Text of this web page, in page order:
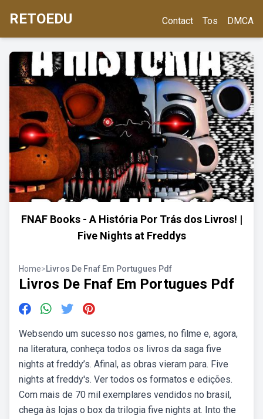
RETOEDU Contact Tos DMCA
FNAF Books - A História Por Trás dos Livros! |
Five Nights at Freddys
Home>Livros De Fnaf Em Portugues Pdf
Livros De Fnaf Em Portugues Pdf
Websendo um sucesso nos games, no filme e, agora,
na literatura, conheça todos os livros da saga five
nights at freddy’s. Afinal, as obras vieram para. Five
nights at freddy's. Ver todos os formatos e edições.
Com mais de 70 mil exemplares vendidos no brasil,
chega às lojas o box da trilogia five nights at. Into the